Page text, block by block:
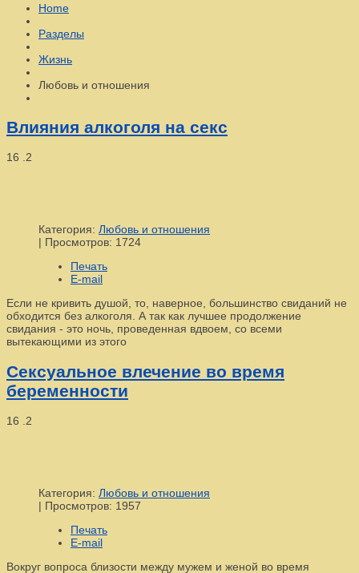
Home
Разделы
Жизнь
Любовь и отношения
Влияния алкоголя на секс
16 .2
Категория: Любовь и отношения
| Просмотров: 1724
Печать
E-mail
Если не кривить душой, то, наверное, большинство свиданий не
обходится без алкоголя. А так как лучшее продолжение
свидания - это ночь, проведенная вдвоем, со всеми
вытекающими из этого
Сексуальное влечение во время
беременности
16 .2
Категория: Любовь и отношения
| Просмотров: 1957
Печать
E-mail
Вокруг вопроса близости между мужем и женой во время